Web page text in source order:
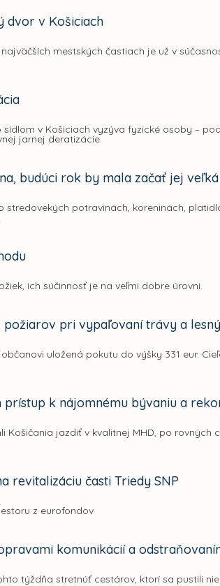
dvor v Košiciach
mestských častiach je už v
v Košiciach vyzýva fyzické osoby –
jarnej deratizácie.
budúci rok by mala začať jej
stredovekých potravinách, koreninách,
ich súčinnosť je na veľmi dobre úrovni.
požiarov pri vypaľovaní trávy a
uložená pokutu do výšky 331 eur.
prístup k nájomnému bývaniu a
Košičania jazdiť v kvalitnej MHD, po rovných
revitalizáciu časti Triedy SNP
z eurofondov
komunikácií a
týždňa stretnúť cestárov, ktorí sa pustili